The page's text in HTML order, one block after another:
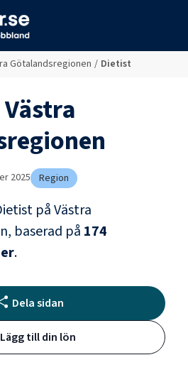
Götalandsregionen / Dietist
Västra
2025 Region
påVästra
, baserad på 174
.
Dela sidan
Lägg till din lön